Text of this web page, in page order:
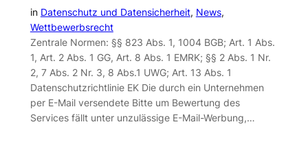
in Datenschutz und Datensicherheit, News
Wettbewerbsrecht
Zentrale Normen: §§ 823 Abs. 1, 1004 BGB; Art. 1 Abs.
1, Art. 2 Abs. 1 GG, Art. 8 Abs. 1 EMRK; §§ 2 Abs. 1 Nr.
2, 7 Abs. 2 Nr. 3, 8 Abs.1 UWG; Art. 13 Abs. 1
Datenschutzrichtlinie EK Die durch ein Unternehmen
per E-Mail versendete Bitte um Bewertung des
Services fällt unter unzulässige E-Mail-Werbung,…